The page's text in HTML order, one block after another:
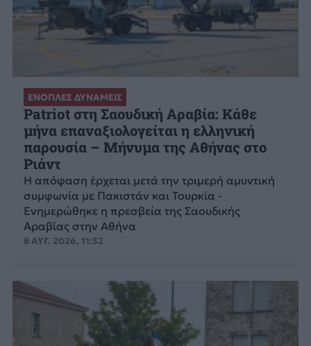
ΕΝΟΠΛΕΣ ΔΥΝΑΜΕΙΣ
Patriot στη Σαουδική Αραβία: Κάθε
μήνα επαναξιολογείται η ελληνική
παρουσία – Μήνυμα της Αθήνας στο
Ριάντ
Η απόφαση έρχεται μετά την τριμερή αμυντική
συμφωνία με Πακιστάν και Τουρκία -
Ενημερώθηκε η πρεσβεία της Σαουδικής
Αραβίας στην Αθήνα
8 ΑΥΓ. 2026, 11:32